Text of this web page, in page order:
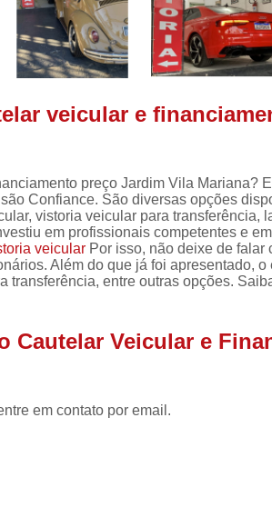
Laudo
veicular e
preço Jardim Vila Mariana?
Confiance. São diversas opções
vistoria veicular para transferência,
em profissionais competentes e
veicular Por isso, não deixe de falar
Além do que já foi apresentado,
transferência, entre outras opções.
Cautelar Veicular e
em contato por email.